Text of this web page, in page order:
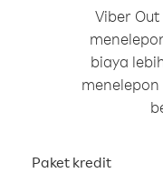
Viber
biaya
Paket kredit